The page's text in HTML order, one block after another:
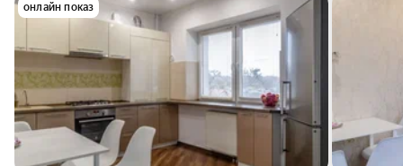
онлайн показ